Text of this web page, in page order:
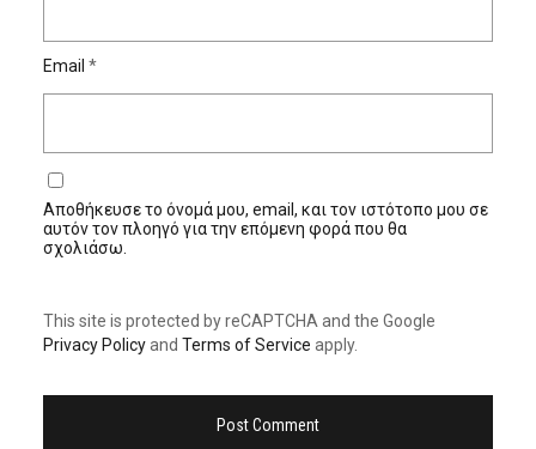
Email *
Αποθήκευσε το όνομά μου, email, και τον ιστότοπο μου σε
αυτόν τον πλοηγό για την επόμενη φορά που θα
σχολιάσω.
This site is protected by reCAPTCHA and the Google
Privacy Policyand Terms of Service apply.